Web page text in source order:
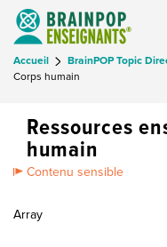
Accueil BrainPOP Topic
Corps humain
Ressources
humain
Contenu sensible
Array